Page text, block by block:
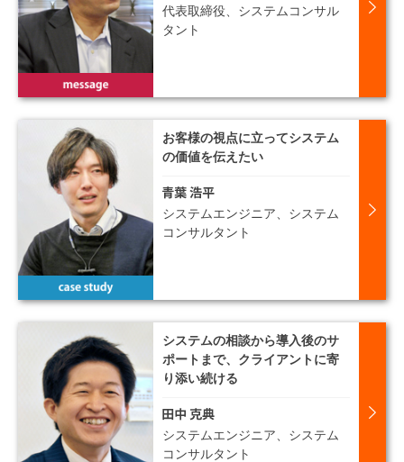
代表取締役、システムコンサル
タント
お客様の視点に立ってシステム
の価値を伝えたい
システムエンジニア、システム
コンサルタント
システムの相談から導入後のサ
ポートまで、クライアントに寄
り添い続ける
システムエンジニア、システム
コンサルタント